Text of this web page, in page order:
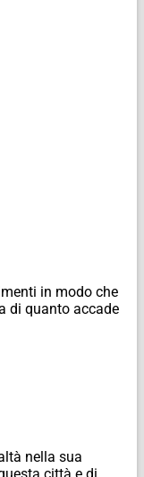
in modo che
di quanto accade
nella sua